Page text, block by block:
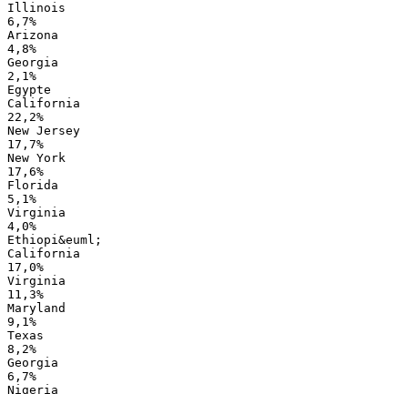
Illinois
6,7%
Arizona
4,8%
Georgia
2,1%
Egypte
California
22,2%
New Jersey
17,7%
New York
17,6%
Florida
5,1%
Virginia
4,0%
Ethiopi&euml;
California
17,0%
Virginia
11,3%
Maryland
9,1%
Texas
8,2%
Georgia
6,7%
Nigeria